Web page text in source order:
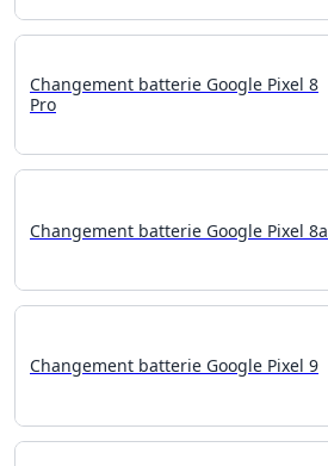
Changement batterie Google Pixel 8
Pro
Changement batterie Google Pixel 8a
Changement batterie Google Pixel 9